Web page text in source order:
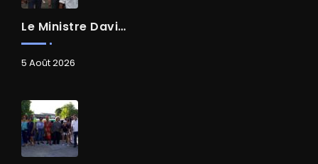
Le Ministre David AMIEL En Visite Dans Le Centre-Ville De Cayenne
5 Août 2026